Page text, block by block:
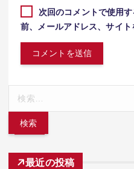
次回のコメントで使用
前、メールアドレス、サイト
最近の投稿